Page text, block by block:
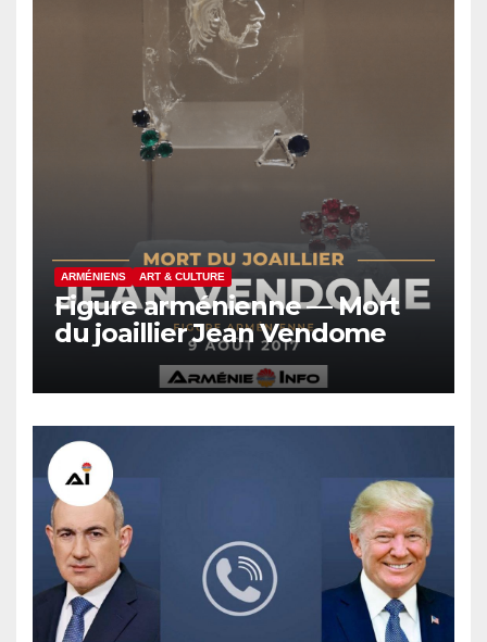
ARMÉNIENS ART & CULTURE
Figure arménienne — Mort
du joaillier Jean Vendome